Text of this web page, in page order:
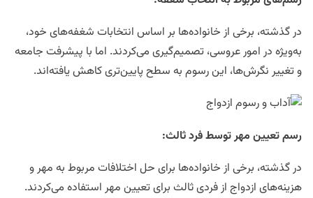
در گذشته، برخی از خانواده‌ها بر اساس انتخابات شغفه‌های خود،
به‌ویژه در امور عروسی، تصمیم‌گیری می‌کردند. اما با پیشرفت جامعه
و تغییر نگرش‌ها، این رسوم به سطح پایین‌تری کاهش یافته‌اند.
رسم تعیین مهر توسط فرد ثالث:
در گذشته، برخی از خانواده‌ها برای حل اختلافات مربوط به مهر و
هزینه‌های ازدواج از فردی ثالث برای تعیین مهر استفاده می‌کردند.